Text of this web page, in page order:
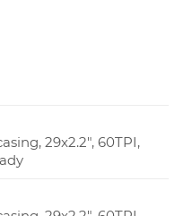
29x2.2", 60TPI,